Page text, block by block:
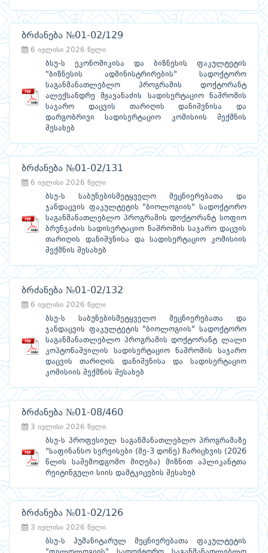
ბრძანება №01-02/129
6 ივლისი 2026 წელი
ბსუ-ს ეკონომიკისა და ბიზნესის ფაკულტეტის
"ბიზნესის ადმინისტრირების" სადოქტორო
საგანმანათლებლო პროგრამის დოქტორანტ
ალექსანდრე მჟავანაძის სადისერტაციო ნაშრომის
საჯარო დაცვის თარიღის დანიშვნისა და
დარგობრივი სადისერტაციო კომისიის შექმნის
შესახებ
ბრძანება №01-02/131
6 ივლისი 2026 წელი
ბსუ-ს საბუნებისმეტყველო მეცნიერებათა და
ჯანდაცვის ფაკულტეტის "ბიოლოგიის" სადოქტორო
საგანმანათლებლო პროგრამის დოქტორანტ სოფიო
ბრუნჯაძის სადისერტაციო ნაშრომის საჯარო დაცვის
თარიღის დანიშვნისა და სადისერტაციო კომისიის
შექმნის შესახებ
ბრძანება №01-02/132
6 ივლისი 2026 წელი
ბსუ-ს საბუნებისმეტყველო მეცნიერებათა და
ჯანდაცვის ფაკულტეტის "ბიოლოგიის" სადოქტორო
საგანმანათლებლო პროგრამის დოქტორანტ ლალი
კოპტონაშვილის სადისერტაციო ნაშრომის საჯარო
დაცვის თარიღის დანიშვნისა და სადისერტაციო
კომისიის შექმნის შესახებ
ბრძანება №01-08/460
3 ივლისი 2026 წელი
ბსუ-ს პროფესიულ საგანმანათლებლო პროგრამაზე
"საფინანსო სერვისები (მე-3 დონე) ჩარიცხვის (2026
წლის საშემოდგომო მიღება) მიზნით აპლიკანტთა
რეიტინგული სიის დამტკიცების შესახებ
ბრძანება №01-02/126
3 ივლისი 2026 წელი
ბსუ-ს ჰუმანიტარულ მეცნიერებათა ფაკულტეტის